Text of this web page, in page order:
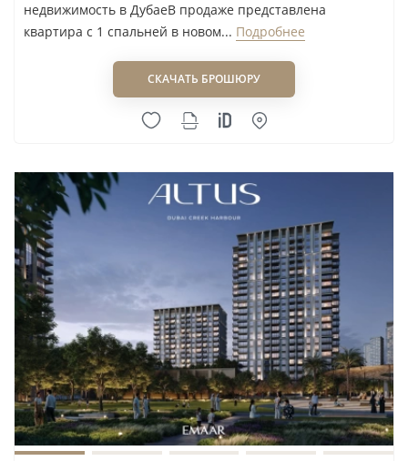
недвижимость в ДубаеВ продаже представлена
квартира с 1 спальней в новом... Подробнее
СКАЧАТЬ БРОШЮРУ